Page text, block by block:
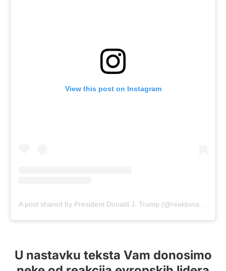
View this post on Instagram
A post shared by President Donald J. Trump (@realdonaldtrump)
U nastavku teksta Vam donosimo